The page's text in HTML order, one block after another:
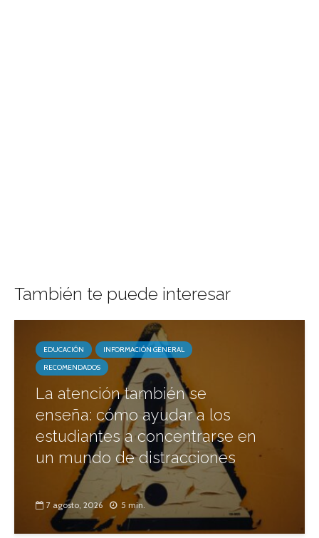
También te puede interesar
EDUCACIÓN
INFORMACIÓN GENERAL
RECOMENDADOS
La atención también se
enseña: cómo ayudar a los
estudiantes a concentrarse en
un mundo de distracciones
7 agosto, 2026 5 min.